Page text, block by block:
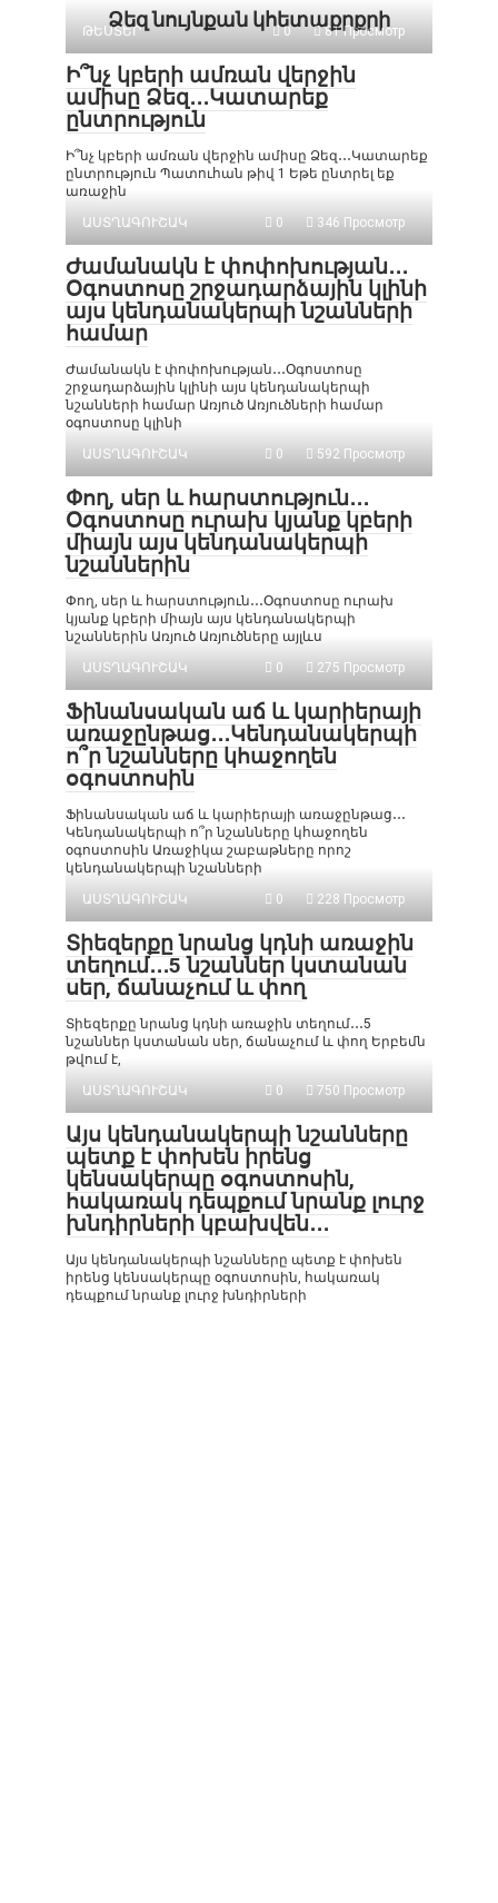
Ձեզ նույնքան կհետաքրքրի
ԹԵՍՏԵՐ 0 81 Просмотр
Ի՞նչ կբերի ամռան վերջին
ամիսը Ձեզ․․․Կատարեք
ընտրություն
Ի՞նչ կբերի ամռան վերջին ամիսը Ձեզ․․․Կատարեք
ընտրություն Պատուհան թիվ 1 Եթե ընտրել եք
առաջին
ԱՍՏՂԱԳՈՒՇԱԿ
0 346 Просмотр
Ժամանակն է փոփոխության․․․
Օգոստոսը շրջադարձային կլինի
այս կենդանակերպի նշանների
համար
Ժամանակն է փոփոխության․․․Օգոստոսը
շրջադարձային կլինի այս կենդանակերպի
նշանների համար Առյուծ Առյուծների համար
օգոստոսը կլինի
ԱՍՏՂԱԳՈՒՇԱԿ
0 592 Просмотр
Փող, սեր և հարստություն․․․
Օգոստոսը ուրախ կյանք կբերի
միայն այս կենդանակերպի
նշաններին
Փող, սեր և հարստություն․․․Օգոստոսը ուրախ
կյանք կբերի միայն այս կենդանակերպի
նշաններին Առյուծ Առյուծները այլևս
ԱՍՏՂԱԳՈՒՇԱԿ
0 275 Просмотр
Ֆինանսական աճ և կարիերայի
առաջընթաց․․․Կենդանակերպի
ո՞ր նշանները կհաջողեն
օգոստոսին
Ֆինանսական աճ և կարիերայի առաջընթաց․․․
Կենդանակերպի ո՞ր նշանները կհաջողեն
օգոստոսին Առաջիկա շաբաթները որոշ
կենդանակերպի նշանների
ԱՍՏՂԱԳՈՒՇԱԿ
0 228 Просмотр
Տիեզերքը նրանց կդնի առաջին
տեղում․․․5 նշաններ կստանան
սեր, ճանաչում և փող
Տիեզերքը նրանց կդնի առաջին տեղում․․․5
նշաններ կստանան սեր, ճանաչում և փող Երբեմն
թվում է,
ԱՍՏՂԱԳՈՒՇԱԿ
0 750 Просмотр
Այս կենդանակերպի նշանները
պետք է փոխեն իրենց
կենսակերպը օգոստոսին,
հակառակ դեպքում նրանք լուրջ
խնդիրների կբախվեն․․․
Այս կենդանակերպի նշանները պետք է փոխեն
իրենց կենսակերպը օգոստոսին, հակառակ
դեպքում նրանք լուրջ խնդիրների